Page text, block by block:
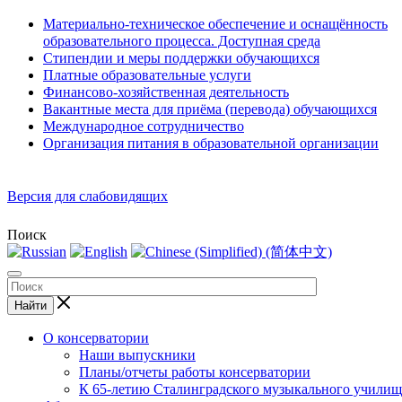
Материально-техническое обеспечение и оснащённость
образовательного процесса. Доступная среда
Стипендии и меры поддержки обучающихся
Платные образовательные услуги
Финансово-хозяйственная деятельность
Вакантные места для приёма (перевода) обучающихся
Международное сотрудничество
Организация питания в образовательной организации
Версия для слабовидящих
Поиск
Найти
О консерватории
Наши выпускники
Планы/отчеты работы консерватории
К 65-летию Сталинградского музыкального